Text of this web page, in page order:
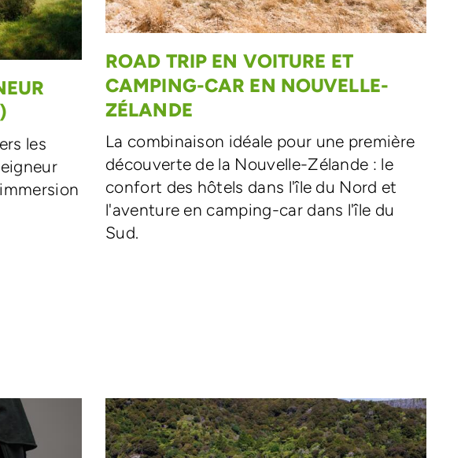
les
ROAD TRIP EN VOITURE ET
CAMPING-CAR EN NOUVELLE-
ZÉLANDE
La combinaison idéale pour une première
découverte de la Nouvelle-Zélande : le
confort des hôtels dans l'île du Nord et
l'aventure en camping-car dans l'île du
Sud.